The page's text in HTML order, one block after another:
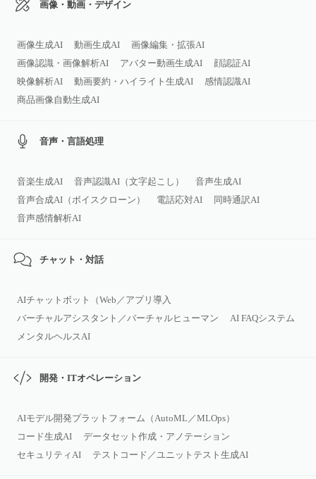
画像・動画・デザイン
画像生成AI 動画生成AI
画像編集・拡張AI
画像認識・画像解析AI
アバター動画生成AI
顔認証AI
映像解析AI
動画要約・ハイライト生成AI
感情認識AI
商品画像自動生成AI
音声・言語処理
音楽生成AI 音声認識AI（文字起こし）
音声生成AI
音声合成AI（ボイスクローン）
電話応対AI
同時通訳AI
音声感情解析AI
チャット・対話
AIチャットボット（Web／アプリ導入
バーチャルアシスタント／バーチャルヒューマン
AI FAQシステム
メンタルヘルスAI
開発・ITオペレーション
AIモデル開発プラットフォーム（AutoML／MLOps）
コード生成AI
データセット作成・アノテーション
セキュリティAI
テストコード／ユニットテスト生成AI